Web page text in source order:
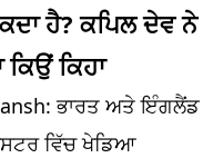
ਹੈ? ਕਪਿਲ ਦੇਵ ਨੇ
ਕਿਹਾ
ਭਾਰਤ ਅਤੇ ਇੰਗਲੈਂਡ
ਵਿੱਚ ਖੇਡਿਆ